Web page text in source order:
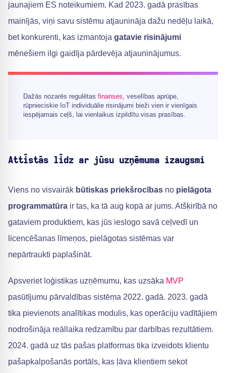
jaunajiem ES noteikumiem. Kad 2023. gadā prasības
mainījās, viņi savu sistēmu atjaunināja dažu nedēļu laikā,
bet konkurenti, kas izmantoja gatavie risinājumi
mēnešiem ilgi gaidīja pārdevēja atjauninājumus.
Dažās nozarēs regulētas finanses, veselības aprūpe,
rūpnieciskie IoT individuālie risinājumi bieži vien ir vienīgais
iespējamais ceļš, lai vienlaikus izpildītu visas prasības.
Attīstās līdz ar jūsu uzņēmuma izaugsmi
Viens no visvairāk būtiskas priekšrocības no pielāgota
programmatūra ir tas, ka tā aug kopā ar jums. Atšķirībā no
gataviem produktiem, kas jūs ieslogo savā ceļvedī un
licencēšanas līmeņos, pielāgotas sistēmas var
nepārtraukti paplašināt.
Apsveriet loģistikas uzņēmumu, kas uzsāka MVP
pasūtījumu pārvaldības sistēma 2022. gadā. 2023. gadā
tika pievienots analītikas modulis, kas operāciju vadītājiem
nodrošināja reāllaika redzamību par darbības rezultātiem.
2024. gadā uz tās pašas platformas tika izveidots klientu
pašapkalpošanās portāls, kas ļāva klientiem sekot